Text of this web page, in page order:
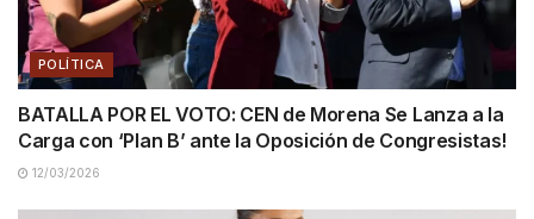
POLÍTICA
BATALLA POR EL VOTO: CEN de Morena Se Lanza a la
Carga con ‘Plan B’ ante la Oposición de Congresistas!
12/03/2026